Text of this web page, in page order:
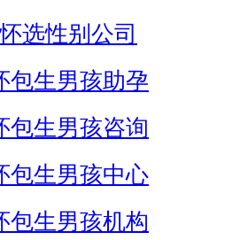
选性别公司
包生男孩助孕
包生男孩咨询
包生男孩中心
包生男孩机构